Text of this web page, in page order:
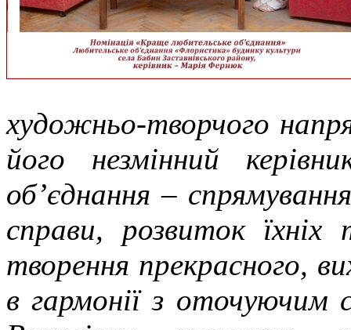
художньо-творчого
його незмінний
об’єднання –
справи, розвиток їхніх
творення прекрасного,
в гармонії з оточуючим